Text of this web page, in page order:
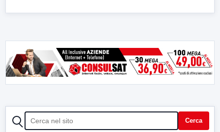
CERCA Cerca